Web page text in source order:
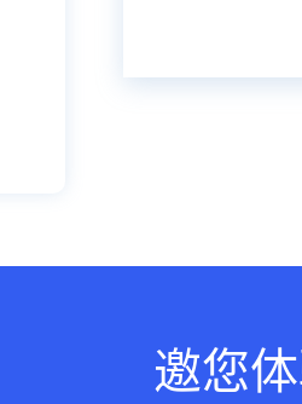
邀您